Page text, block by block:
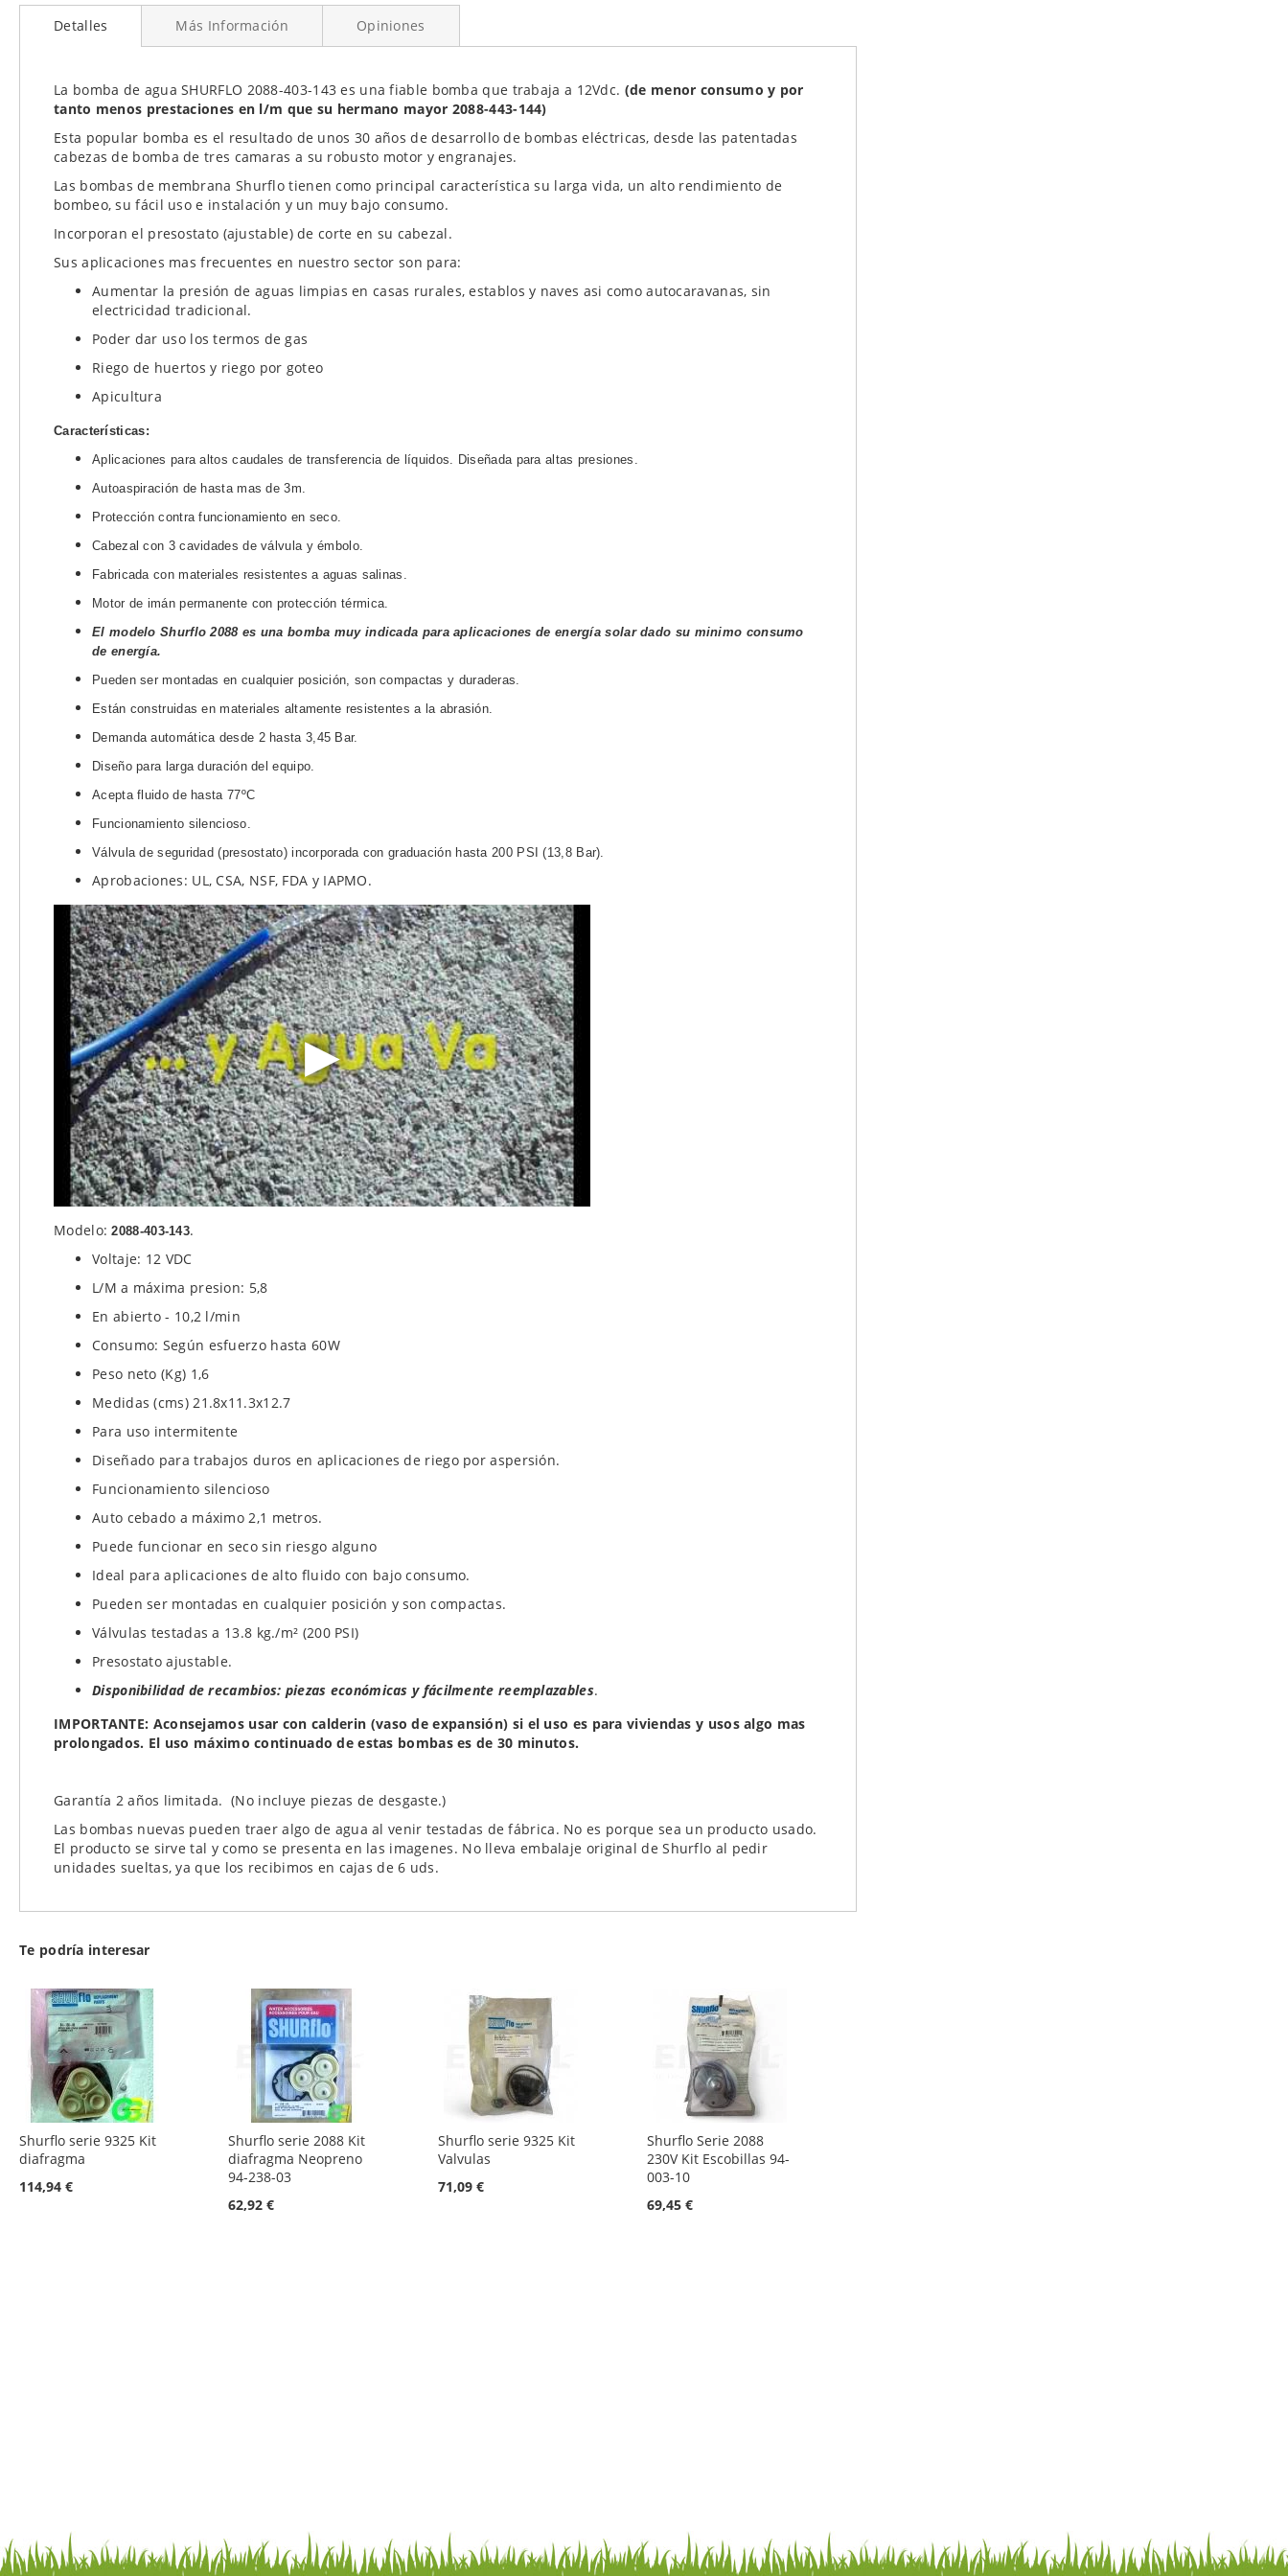
al
comienzo
galería
Detalles
La bomba de agua SHURFLO 2088-403-143 es una fiable bomba que trabaja a 12Vdc. (de menor consumo y por
tanto menos prestaciones en l/m que su hermano mayor 2088-443-144)
Esta popular bomba es el resultado de unos 30 años de desarrollo de bombas eléctricas, desde las patentadas
cabezas de bomba de tres camaras a su robusto motor y engranajes.
Las bombas de membrana Shurflo tienen como principal característica su larga vida, un alto rendimiento de
bombeo, su fácil uso e instalación y un muy bajo consumo.
Incorporan el presostato (ajustable) de corte en su cabezal.
Sus aplicaciones mas frecuentes en nuestro sector son para:
Aumentar la presión de aguas limpias en casas rurales, establos y naves asi como autocaravanas, sin
electricidad tradicional.
Poder dar uso los termos de gas
Riego de huertos y riego por goteo
Apicultura
Características:
Aplicaciones para altos caudales de transferencia de líquidos. Diseñada para altas presiones.
Autoaspiración de hasta mas de 3m.
Protección contra funcionamiento en seco.
Cabezal con 3 cavidades de válvula y émbolo.
Fabricada con materiales resistentes a aguas salinas.
Motor de imán permanente con protección térmica.
El modelo Shurflo 2088 es una bomba muy indicada para aplicaciones de energía solar dado su minimo consumo
de energía.
Pueden ser montadas en cualquier posición, son compactas y duraderas.
Están construidas en materiales altamente resistentes a la abrasión.
Demanda automática desde 2 hasta 3,45 Bar.
Diseño para larga duración del equipo.
Acepta fluido de hasta 77ºC
Funcionamiento silencioso.
Válvula de seguridad (presostato) incorporada con graduación hasta 200 PSI (13,8 Bar).
Aprobaciones: UL, CSA, NSF, FDA y IAPMO.
Modelo:2088-403-143.
Voltaje: 12 VDC
L/M a máxima presion: 5,8
En abierto - 10,2 l/min
Consumo: Según esfuerzo hasta 60W
Peso neto (Kg) 1,6
Medidas (cms) 21.8x11.3x12.7
Para uso intermitente
Diseñado para trabajos duros en aplicaciones de riego por aspersión.
Funcionamiento silencioso
Auto cebado a máximo 2,1 metros.
Puede funcionar en seco sin riesgo alguno
Ideal para aplicaciones de alto fluido con bajo consumo.
Pueden ser montadas en cualquier posición y son compactas.
Válvulas testadas a 13.8 kg./m² (200 PSI)
Presostato ajustable.
Disponibilidad de recambios: piezas económicas y fácilmente reemplazables.
IMPORTANTE: Aconsejamos usar con calderin (vaso de expansión) si el uso es para viviendas y usos algo mas
prolongados. El uso máximo continuado de estas bombas es de 30 minutos.
Garantía 2 años limitada. (No incluye piezas de desgaste.)
Las bombas nuevas pueden traer algo de agua al venir testadas de fábrica. No es porque sea un producto usado.
El producto se sirve tal y como se presenta en las imagenes. No lleva embalaje original de Shurflo al pedir
unidades sueltas, ya que los recibimos en cajas de 6 uds.
Más Información Opiniones
Te podría interesar
Shurflo serie 9325 Kit
diafragma
114,94 €
Shurflo serie 2088 Kit
diafragma Neopreno
94-238-03
62,92 €
Shurflo serie 9325 Kit
Valvulas
71,09 €
Shurflo Serie 2088
230V Kit Escobillas 94-
003-10
69,45 €